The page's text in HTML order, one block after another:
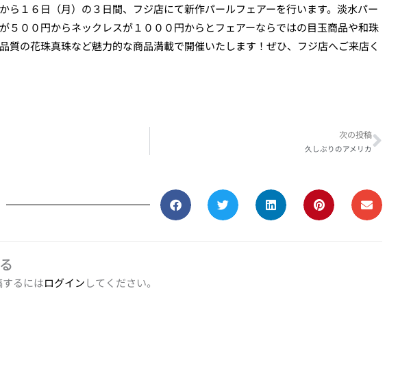
ら１６日（月）の３日間、フジ店にて新作パールフェアーを行います。淡水パー
５００円からネックレスが１０００円からとフェアーならではの目玉商品や和珠
質の花珠真珠など魅力的な商品満載で開催いたします！ぜひ、フジ店へご来店く
次の投稿
久しぶりのアメリカ
るにはログインしてください。